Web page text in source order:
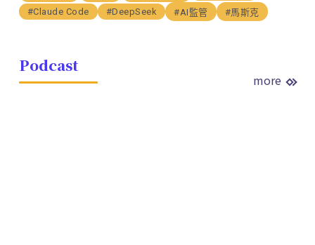
#Claude Code
#DeepSeek #AI監管 #馬斯克
Podcast
more